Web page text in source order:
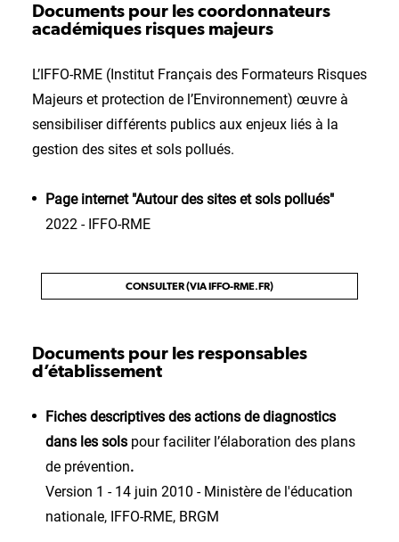
Documents pour les coordonnateurs
académiques risques majeurs
L’IFFO-RME (Institut Français des Formateurs Risques
Majeurs et protection de l’Environnement) œuvre à
sensibiliser différents publics aux enjeux liés à la
gestion des sites et sols pollués.
Page internet "Autour des sites et sols pollués"
2022 - IFFO-RME
CONSULTER (VIA IFFO-RME.FR)
Documents pour les responsables
d’établissement
Fiches descriptives des actions de diagnostics
dans les sols pour faciliter l’élaboration des plans
de prévention.
Version 1 - 14 juin 2010 - Ministère de l'éducation
nationale, IFFO-RME, BRGM